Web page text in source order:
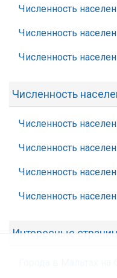
Численность
Численность
Численность
Численность
Численность
Численность
Численность
Численность
Интересные